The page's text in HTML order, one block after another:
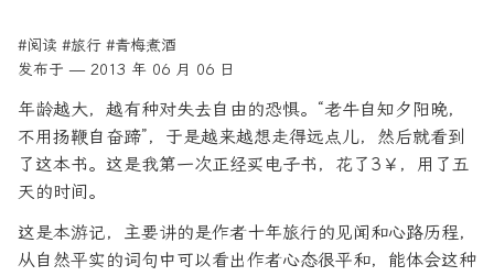
#阅读 #旅行 #青梅煮酒
发布于 — 2013 年 06 月 06 日
年龄越大，越有种对失去自由的恐惧。“老牛自知夕阳晚，
不用扬鞭自奋蹄”，于是越来越想走得远点儿，然后就看到
了这本书。这是我第一次正经买电子书，花了3￥，用了五
天的时间。
这是本游记，主要讲的是作者十年旅行的见闻和心路历程，
从自然平实的词句中可以看出作者心态很平和，能体会这种